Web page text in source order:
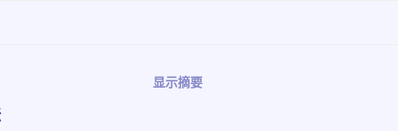
显示摘要